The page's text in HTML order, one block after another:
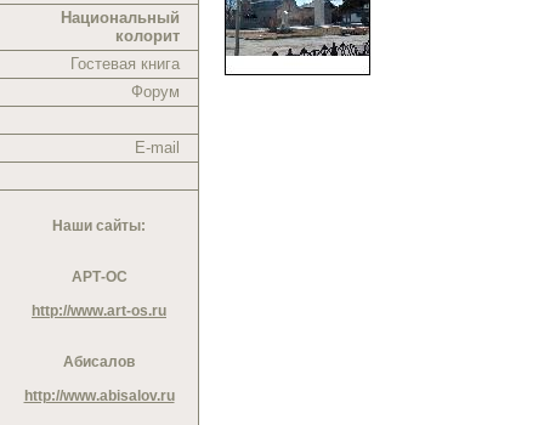
Национальный
колорит
Гостевая книга
Форум
E-mail
Наши сайты:
АРТ-ОС
http://www.art-os.ru
Абисалов
http://www.abisalov.ru